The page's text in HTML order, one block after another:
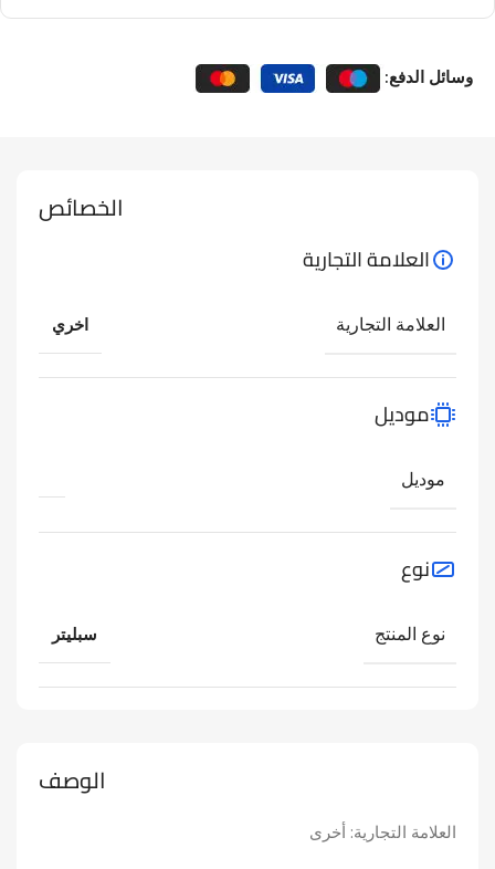
وسائل الدفع:
الوصف
العلامة التجارية: أخرى
الخصائص
العلامة التجارية
العلامة التجارية اخري
موديل
موديل
نوع
نوع المنتج سبليتر